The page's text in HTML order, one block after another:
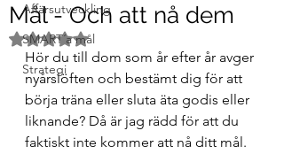
Affärsutveckling
SMART´a mål
Strategi
Mål - Och att nå dem
Betygsatt till NaN av 5 stjärnor.
Hör du till dom som år efter år avger
nyårslöften och bestämt dig för att
börja träna eller sluta äta godis eller
liknande? Då är jag rädd för att du
faktiskt inte kommer att nå ditt mål.